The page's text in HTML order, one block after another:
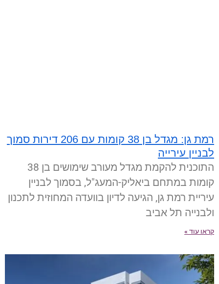
רמת גן: מגדל בן 38 קומות עם 206 דירות סמוך
לבניין עירייה
התוכנית להקמת מגדל מעורב שימושים בן 38
קומות במתחם ביאליק-המעג"ל, בסמוך לבניין
עיריית רמת גן, הגיעה לדיון בוועדה המחוזית לתכנון
ולבנייה תל אביב
קראו עוד »